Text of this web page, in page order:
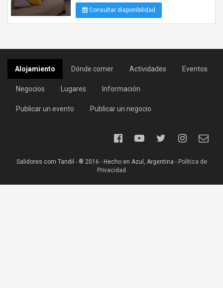
Consultar disponibilidad
Alojamiento Dónde comer Actividades Eventos
Negocios Lugares Información
Publicar un evento Publicar un negocio
Salidores.com Tandil - ® 2016 - Hecho en Azul, Argentina - Política de
Privacidad